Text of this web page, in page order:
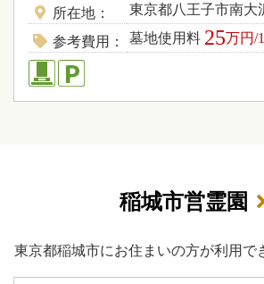
所在地 東京都八王子市南大
参考費用 墓地使用料 25万円/
稲城市営霊園
東京都稲城市にお住まいの方が利用で